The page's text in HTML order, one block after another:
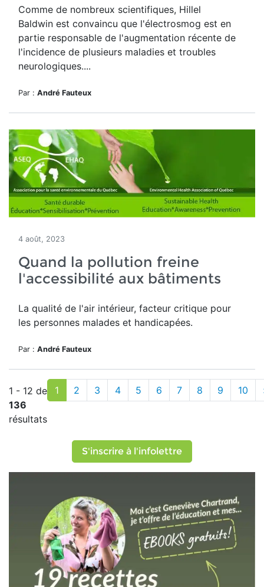
Comme de nombreux scientifiques, Hillel
Baldwin est convaincu que l'électrosmog est en
partie responsable de l'augmentation récente de
l'incidence de plusieurs maladies et troubles
neurologiques....
Par : André Fauteux
4 août, 2023
Quand la pollution freine
l'accessibilité aux bâtiments
La qualité de l'air intérieur, facteur critique pour
les personnes malades et handicapées.
Par : André Fauteux
1 - 12 de
136
résultats
1 2 3 4 5 6 7 8 9 10
S'inscrire à l'infolettre